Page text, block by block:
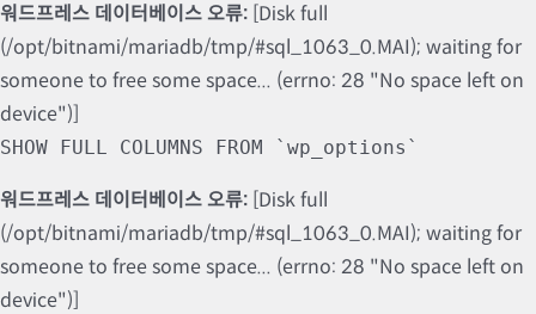
워드프레스 데이터베이스 오류: [Disk full
(/opt/bitnami/mariadb/tmp/#sql_1063_0.MAI); waiting for
someone to free some space... (errno: 28 "No space left on
device")]
SHOW FULL COLUMNS FROM `wp_options`
워드프레스 데이터베이스 오류: [Disk full
(/opt/bitnami/mariadb/tmp/#sql_1063_0.MAI); waiting for
someone to free some space... (errno: 28 "No space left on
device")]